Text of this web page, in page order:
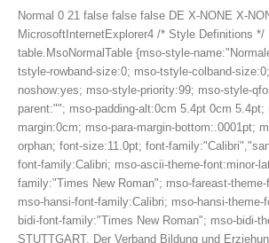
Normal 0 21 false false false DE X-NONE X-
MicrosoftInternetExplorer4 /* Style Definitions */
table.MsoNormalTable {mso-style-
tstyle-rowband-size:0; mso-tstyle-colband-
noshow:yes; mso-style-priority:99; mso-style-
parent:""; mso-padding-alt:0cm 5.4pt 0cm 5.4pt;
margin:0cm; mso-para-margin-bottom:.0001pt;
orphan; font-size:11.0pt; font-
font-family:Calibri; mso-ascii-theme-font:minor-
family:"Times New Roman"; mso-fareast-
mso-hansi-font-family:Calibri; mso-hansi-theme-
bidi-font-family:"Times New Roman"; mso-bidi-
STUTTGART. Der Verband Bildung und